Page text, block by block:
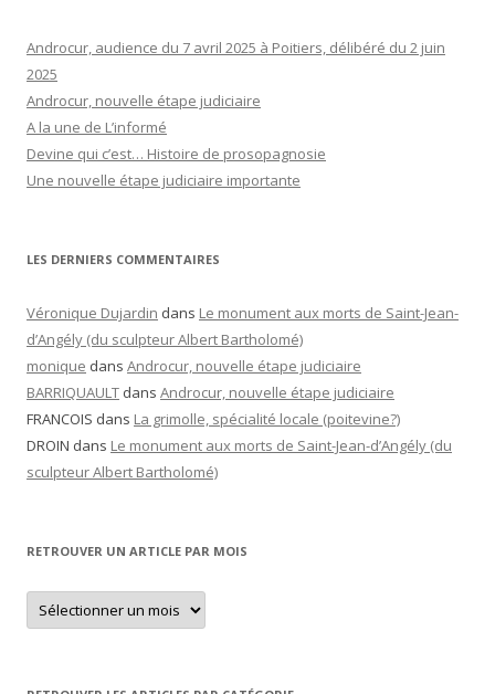
Androcur, audience du 7 avril 2025 à Poitiers, délibéré du 2 juin
2025
Androcur, nouvelle étape judiciaire
A la une de L’informé
Devine qui c’est… Histoire de prosopagnosie
Une nouvelle étape judiciaire importante
LES DERNIERS COMMENTAIRES
Véronique Dujardin dans Le monument aux morts de Saint-Jean-
d’Angély (du sculpteur Albert Bartholomé)
monique dans Androcur, nouvelle étape judiciaire
BARRIQUAULT dans Androcur, nouvelle étape judiciaire
FRANCOIS dans La grimolle, spécialité locale (poitevine?)
DROIN dans Le monument aux morts de Saint-Jean-d’Angély (du
sculpteur Albert Bartholomé)
RETROUVER UN ARTICLE PAR MOIS
Retrouver
un
article